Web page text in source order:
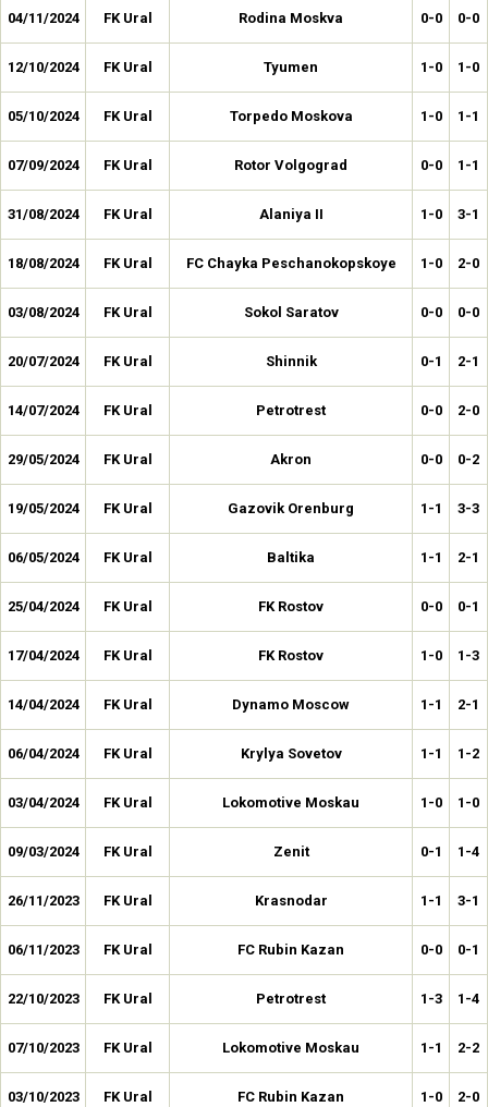
04/11/2024 FK Ural Rodina Moskva 0-0 0-0
12/10/2024 FK Ural Tyumen 1-0 1-0
05/10/2024 FK Ural Torpedo Moskova 1-0 1-1
07/09/2024 FK Ural Rotor Volgograd 0-0 1-1
31/08/2024 FK Ural Alaniya II 1-0 3-1
18/08/2024 FK Ural FC Chayka Peschanokopskoye 1-0 2-0
03/08/2024 FK Ural Sokol Saratov 0-0 0-0
20/07/2024 FK Ural Shinnik 0-1 2-1
14/07/2024 FK Ural Petrotrest 0-0 2-0
29/05/2024 FK Ural Akron 0-0 0-2
19/05/2024 FK Ural Gazovik Orenburg 1-1 3-3
06/05/2024 FK Ural Baltika 1-1 2-1
25/04/2024 FK Ural FK Rostov 0-0 0-1
17/04/2024 FK Ural FK Rostov 1-0 1-3
14/04/2024 FK Ural Dynamo Moscow 1-1 2-1
06/04/2024 FK Ural Krylya Sovetov 1-1 1-2
03/04/2024 FK Ural Lokomotive Moskau 1-0 1-0
09/03/2024 FK Ural Zenit 0-1 1-4
26/11/2023 FK Ural Krasnodar 1-1 3-1
06/11/2023 FK Ural FC Rubin Kazan 0-0 0-1
22/10/2023 FK Ural Petrotrest 1-3 1-4
07/10/2023 FK Ural Lokomotive Moskau 1-1 2-2
03/10/2023 FK Ural FC Rubin Kazan 1-0 2-0